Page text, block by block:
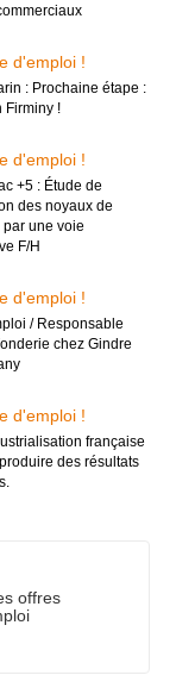
d'emploi !
: Prochaine étape :
Firminy !
d'emploi !
+5 : Étude de
des noyaux de
une voie
F/H
d'emploi !
/ Responsable
chez Gindre
d'emploi !
française
des résultats
offres